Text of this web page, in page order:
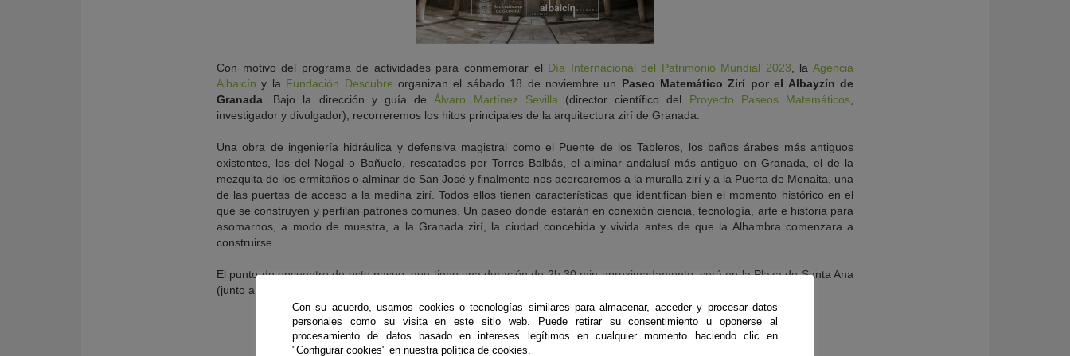
Con motivo del programa de actividades para conmemorar el Día Internacional del Patrimonio Mundial 2023 , la Agencia
Albaicín y la Fundación Descubre organizan el sábado 18 de noviembre un Paseo Matemático Zirí por el Albayzín de
Granada . Bajo la dirección y guía deÁlvaro Martínez Sevilla (director científico del Proyecto Paseos Matemáticos
investigador y divulgador), recorreremos los hitos principales de la arquitectura zirí de Granada.
Una obra de ingeniería hidráulica y defensiva magistral como el Puente de los Tableros, los baños árabes más antiguos
existentes, los del Nogal o Bañuelo, rescatados por Torres Balbás, el alminar andalusí más antiguo en Granada, el de la
mezquita de los ermitaños o alminar de San José y finalmente nos acercaremos a la muralla zirí y a la Puerta de Monaita, una
de las puertas de acceso a la medina zirí. Todos ellos tienen características que identifican bien el momento histórico en el
que se construyen y perfilan patrones comunes. Un paseo donde estarán en conexión ciencia, tecnología, arte e historia para
asomarnos, a modo de muestra, a la Granada zirí, la ciudad concebida y vivida antes de que la Alhambra comenzara a
construirse.
El punto de encuentro de este paseo, que tiene una duración de 2h 30 min aproximadamente, será en la Plaza de Santa Ana
(junto a la Iglesia).
Organiza
Agencia Albaicín - Fundación Descubre
Con su acuerdo, usamos cookies o tecnologías similares para almacenar, acceder y procesar datos
personales como su visita en este sitio web. Puede retirar su consentimiento u oponerse al
procesamiento de datos basado en intereses legítimos en cualquier momento haciendo clic en
"Configurar cookies" en nuestra política de cookies.